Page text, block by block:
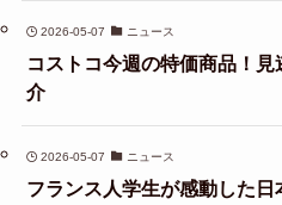
2026-05-07 ニュース
コストコ今週の特価商品！
介
2026-05-07 ニュース
フランス人学生が感動した